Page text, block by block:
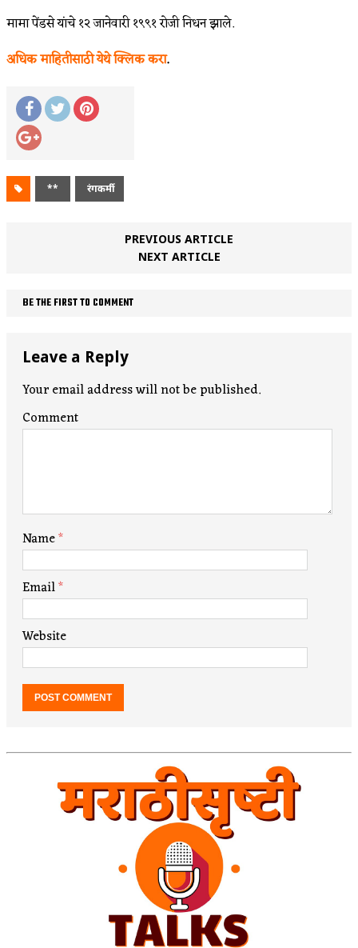
मामा पेंडसे यांचे १२ जानेवारी १९९१ रोजी निधन झाले.
अधिक माहितीसाठी येथे क्लिक करा.
** रंगकर्मी
PREVIOUS ARTICLE
NEXT ARTICLE
BE THE FIRST TO COMMENT
Leave a Reply
Your email address will not be published.
Comment
Name*
Email*
Website